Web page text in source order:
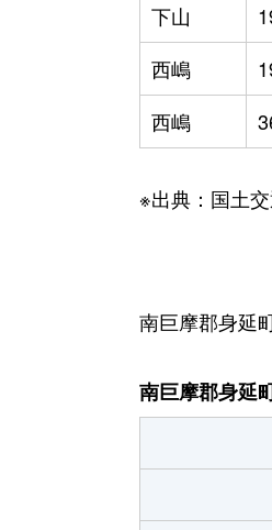
下山
西嶋
西嶋
※出典：国土
南巨摩郡身延
南巨摩郡身延